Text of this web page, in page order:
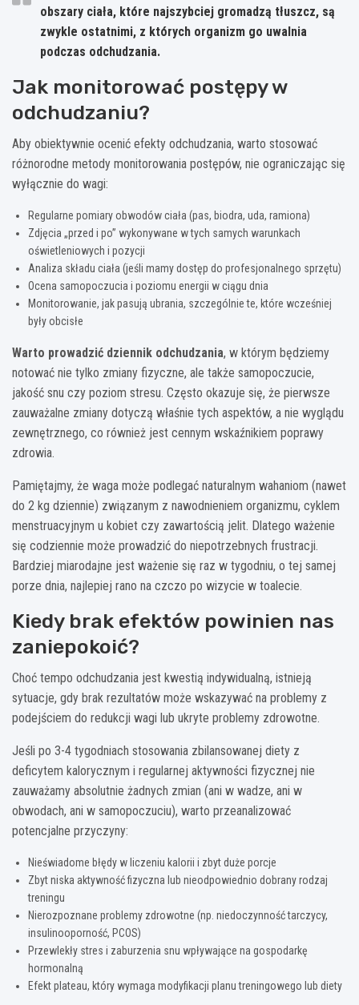
obszary ciała, które najszybciej gromadzą tłuszcz, są
zwykle ostatnimi, z których organizm go uwalnia
podczas odchudzania.
Jak monitorować postępy w
odchudzaniu?
Aby obiektywnie ocenić efekty odchudzania, warto stosować
różnorodne metody monitorowania postępów, nie ograniczając się
wyłącznie do wagi:
Regularne pomiary obwodów ciała (pas, biodra, uda, ramiona)
Zdjęcia „przed i po” wykonywane w tych samych warunkach
oświetleniowych i pozycji
Analiza składu ciała (jeśli mamy dostęp do profesjonalnego sprzętu)
Ocena samopoczucia i poziomu energii w ciągu dnia
Monitorowanie, jak pasują ubrania, szczególnie te, które wcześniej
były obcisłe
Warto prowadzić dziennik odchudzania, w którym będziemy
notować nie tylko zmiany fizyczne, ale także samopoczucie,
jakość snu czy poziom stresu. Często okazuje się, że pierwsze
zauważalne zmiany dotyczą właśnie tych aspektów, a nie wyglądu
zewnętrznego, co również jest cennym wskaźnikiem poprawy
zdrowia.
Pamiętajmy, że waga może podlegać naturalnym wahaniom (nawet
do 2 kg dziennie) związanym z nawodnieniem organizmu, cyklem
menstruacyjnym u kobiet czy zawartością jelit. Dlatego ważenie
się codziennie może prowadzić do niepotrzebnych frustracji.
Bardziej miarodajne jest ważenie się raz w tygodniu, o tej samej
porze dnia, najlepiej rano na czczo po wizycie w toalecie.
Kiedy brak efektów powinien nas
zaniepokoić?
Choć tempo odchudzania jest kwestią indywidualną, istnieją
sytuacje, gdy brak rezultatów może wskazywać na problemy z
podejściem do redukcji wagi lub ukryte problemy zdrowotne.
Jeśli po 3-4 tygodniach stosowania zbilansowanej diety z
deficytem kalorycznym i regularnej aktywności fizycznej nie
zauważamy absolutnie żadnych zmian (ani w wadze, ani w
obwodach, ani w samopoczuciu), warto przeanalizować
potencjalne przyczyny:
Nieświadome błędy w liczeniu kalorii i zbyt duże porcje
Zbyt niska aktywność fizyczna lub nieodpowiednio dobrany rodzaj
treningu
Nierozpoznane problemy zdrowotne (np. niedoczynność tarczycy,
insulinooporność, PCOS)
Przewlekły stres i zaburzenia snu wpływające na gospodarkę
hormonalną
Efekt plateau, który wymaga modyfikacji planu treningowego lub diety